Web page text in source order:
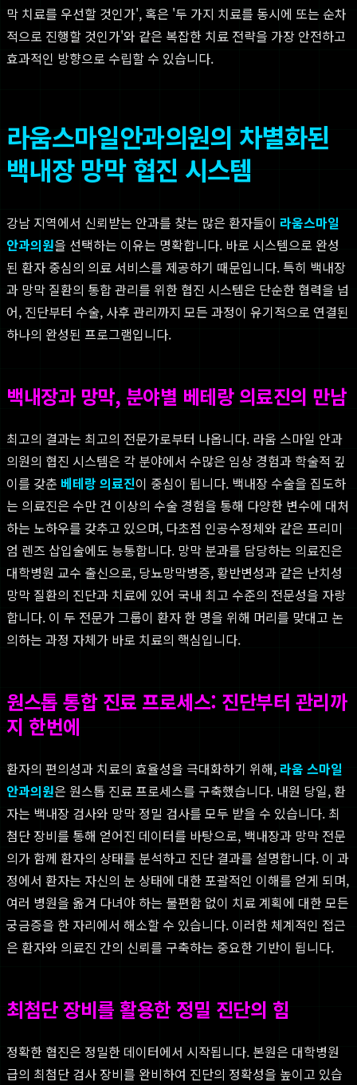
막 치료를 우선할 것인가', 혹은 '두 가지 치료를 동시에 또는 순차
적으로 진행할 것인가'와 같은 복잡한 치료 전략을 가장 안전하고
효과적인 방향으로 수립할 수 있습니다.
라움스마일안과의원의 차별화된
백내장 망막 협진 시스템
강남 지역에서 신뢰받는 안과를 찾는 많은 환자들이 라움스마일
안과의원을 선택하는 이유는 명확합니다. 바로 시스템으로 완성
된 환자 중심의 의료 서비스를 제공하기 때문입니다. 특히 백내장
과 망막 질환의 통합 관리를 위한 협진 시스템은 단순한 협력을 넘
어, 진단부터 수술, 사후 관리까지 모든 과정이 유기적으로 연결된
하나의 완성된 프로그램입니다.
백내장과 망막, 분야별 베테랑 의료진의 만남
최고의 결과는 최고의 전문가로부터 나옵니다. 라움 스마일 안과
의원의 협진 시스템은 각 분야에서 수많은 임상 경험과 학술적 깊
이를 갖춘 베테랑 의료진이 중심이 됩니다. 백내장 수술을 집도하
는 의료진은 수만 건 이상의 수술 경험을 통해 다양한 변수에 대처
하는 노하우를 갖추고 있으며, 다초점 인공수정체와 같은 프리미
엄 렌즈 삽입술에도 능통합니다. 망막 분과를 담당하는 의료진은
대학병원 교수 출신으로, 당뇨망막병증, 황반변성과 같은 난치성
망막 질환의 진단과 치료에 있어 국내 최고 수준의 전문성을 자랑
합니다. 이 두 전문가 그룹이 환자 한 명을 위해 머리를 맞대고 논
의하는 과정 자체가 바로 치료의 핵심입니다.
원스톱 통합 진료 프로세스: 진단부터 관리까
지 한번에
환자의 편의성과 치료의 효율성을 극대화하기 위해, 라움 스마일
안과의원은 원스톱 진료 프로세스를 구축했습니다. 내원 당일, 환
자는 백내장 검사와 망막 정밀 검사를 모두 받을 수 있습니다. 최
첨단 장비를 통해 얻어진 데이터를 바탕으로, 백내장과 망막 전문
의가 함께 환자의 상태를 분석하고 진단 결과를 설명합니다. 이 과
정에서 환자는 자신의 눈 상태에 대한 포괄적인 이해를 얻게 되며,
여러 병원을 옮겨 다녀야 하는 불편함 없이 치료 계획에 대한 모든
궁금증을 한 자리에서 해소할 수 있습니다. 이러한 체계적인 접근
은 환자와 의료진 간의 신뢰를 구축하는 중요한 기반이 됩니다.
최첨단 장비를 활용한 정밀 진단의 힘
정확한 협진은 정밀한 데이터에서 시작됩니다. 본원은 대학병원
급의 최첨단 검사 장비를 완비하여 진단의 정확성을 높이고 있습